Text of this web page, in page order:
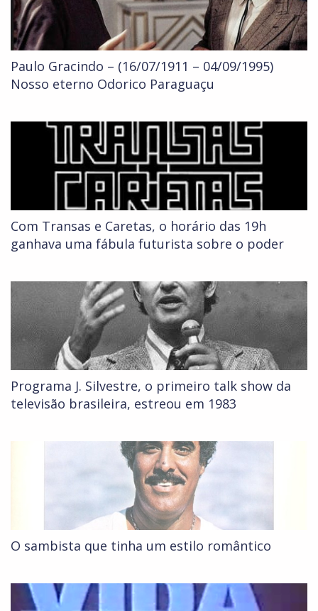
Paulo Gracindo – (16/07/1911 – 04/09/1995)
Nosso eterno Odorico Paraguaçu
Com Transas e Caretas, o horário das 19h
ganhava uma fábula futurista sobre o poder
Programa J. Silvestre, o primeiro talk show da
televisão brasileira, estreou em 1983
O sambista que tinha um estilo romântico